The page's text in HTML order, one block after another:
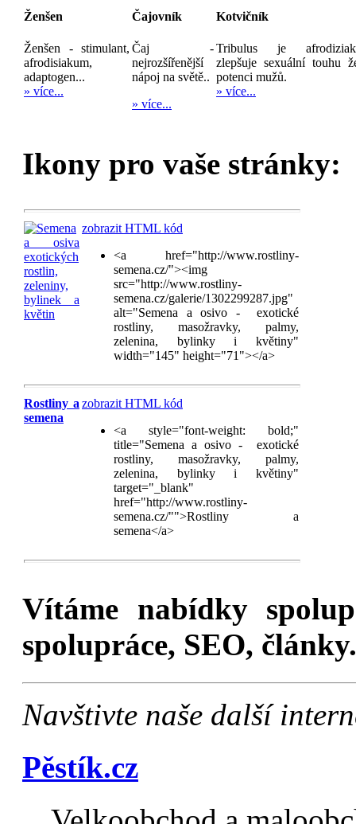
Ženšen
Ženšen - stimulant,
afrodisiakum,
adaptogen...
» více...
Čajovník
Čaj -
nejrozšířenější
nápoj na světě..
» více...
Kotvičník
Tribulus je
zlepšuje sexuální touhu
potenci mužů.
» více...
Ikony pro vaše stránky:
zobrazit HTML kód
<a href="http://www.rostliny-
semena.cz/"><img
src="http://www.rostliny-
semena.cz/galerie/1302299287.jpg"
alt="Semena a osivo - exotické
rostliny, masožravky, palmy,
zelenina, bylinky i květiny"
width="145" height="71"></a>
Rostliny a
semena
zobrazit HTML kód
<a style="font-weight: bold;"
title="Semena a osivo - exotické
rostliny, masožravky, palmy,
zelenina, bylinky i květiny"
target="_blank"
href="http://www.rostliny-
semena.cz/"">Rostliny a
semena</a>
Vítáme nabídky
spolupráce, SEO,
Navštivte naše další
Pěstík.cz